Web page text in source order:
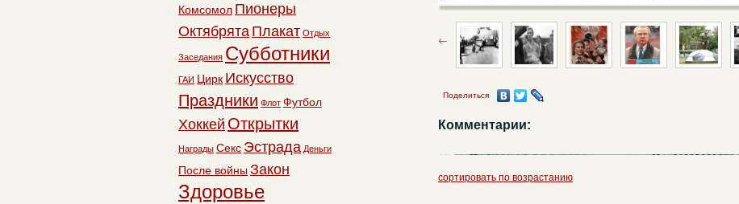
Поделиться
Комментарии:
сортировать по возрастанию
Комсомол Пионеры
Октябрята Плакат Отдых
Заседания Субботники
ГАИ Цирк Искусство
Праздники Флот Футбол
Хоккей Открытки
Награды Секс Эстрада Деньги
После войны Закон
Здоровье